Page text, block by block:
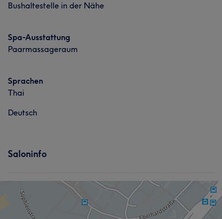
Bushaltestelle in der Nähe
Spa-Ausstattung
Paarmassageraum
Sprachen
Thai
Deutsch
Saloninfo